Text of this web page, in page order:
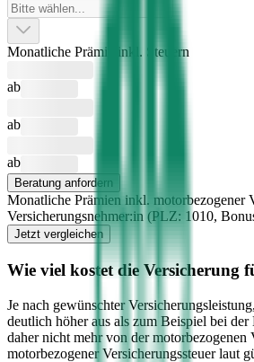
Monatliche Prämie inkl. Steuern
ab
ab
ab
Beratung anfordern
Monatliche Prämien inkl. motorbezogener
Versicherungsnehmer:in (PLZ: 1010,
Jetzt vergleichen
Wie viel kostet die Versicherung
Je nach gewünschter
deutlich höher aus als zum Beispiel bei
daher nicht mehr von der motorbezogenen
motorbezogener Versicherungssteuer laut